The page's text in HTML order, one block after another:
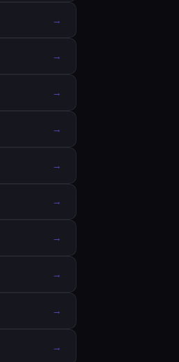
→
→
→
→
→
→
→
→
→
→